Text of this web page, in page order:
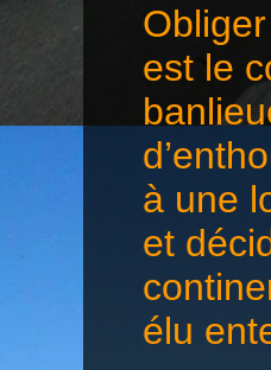
est le
à une
et
élu